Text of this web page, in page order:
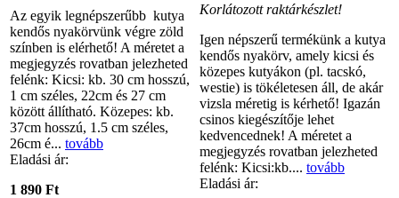
Az egyik legnépszerűbb kutya
kendős nyakörvünk végre zöld
színben is elérhető! A méretet a
megjegyzés rovatban jelezheted
felénk: Kicsi: kb. 30 cm hosszú,
1 cm széles, 22cm és 27 cm
között állítható. Közepes: kb.
37cm hosszú, 1.5 cm széles,
26cm é... tovább
Eladási ár:
1 890 Ft
Korlátozott raktárkészlet!
Igen népszerű termékünk a kutya
kendős nyakörv, amely kicsi és
közepes kutyákon (pl. tacskó,
westie) is tökéletesen áll, de akár
vizsla méretig is kérhető! Igazán
csinos kiegészítője lehet
kedvencednek! A méretet a
megjegyzés rovatban jelezheted
felénk: Kicsi:kb.... tovább
Eladási ár: